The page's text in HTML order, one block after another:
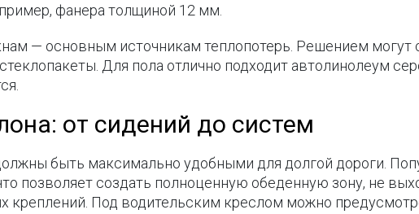
фанера толщиной 12 мм.
— основным источникам теплопотерь. Решением могут
Для пола отлично подходит автолинолеум
от сидений до систем
быть максимально удобными для долгой дороги.
позволяет создать полноценную обеденную зону, не
креплений. Под водительским креслом можно